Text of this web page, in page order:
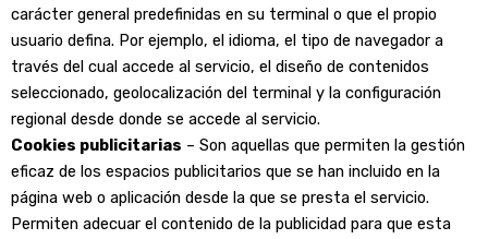
carácter general predefinidas en su terminal o que el propio
usuario defina. Por ejemplo, el idioma, el tipo de navegador a
través del cual accede al servicio, el diseño de contenidos
seleccionado, geolocalización del terminal y la configuración
regional desde donde se accede al servicio.
Cookies publicitarias – Son aquellas que permiten la gestión
eficaz de los espacios publicitarios que se han incluido en la
página web o aplicación desde la que se presta el servicio.
Permiten adecuar el contenido de la publicidad para que esta